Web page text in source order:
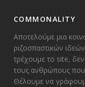
COMMONALITY
Αποτελούμε μια
ριζοσπαστικών
τρέχουμε το site, δεν
τους ανθρώπους
Θέλουμε να